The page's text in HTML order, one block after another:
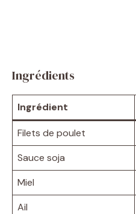
Ingrédients
Ingrédient
Filets de poulet
Sauce soja
Miel
Ail